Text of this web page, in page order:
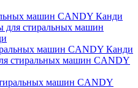
машин CANDY Канди
для стиральных машин
машин CANDY Канди
стиральных машин CANDY
машин CANDY